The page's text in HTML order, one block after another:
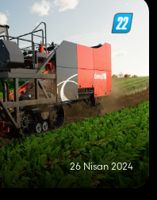
26 Nisan 2024